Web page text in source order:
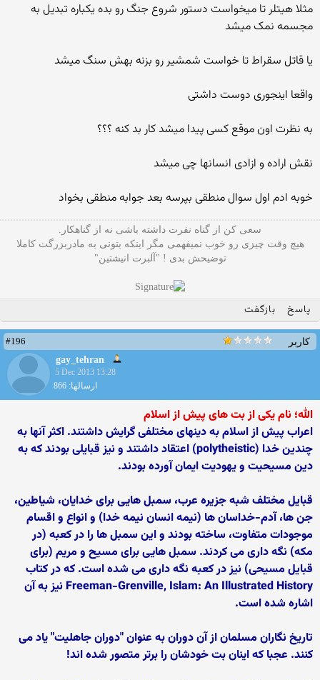
مثلا هیتلر تا میخواست دستور شروع جنگ رو بده یکباره تبدیل به
مجسمه نمک میشد
یا قاتل سقراط تا خواست شمشیر رو بزنه بهش سنگ میشد
واقعا اینجوری دوست داشتی
به نظرت اون موقع کسی پیدا میشد کار بد کنه ؟؟؟
نقش اراده و ازادی انسانها چی میشد
خوبه ادم اول سوال منطقی بپرسه بعد جوابه منطقی بخواد
سعی کن از گناه نفرت داشته باشی نه از گناهکار.
هیچ وقت چیزی رو خوب نمیفهمی مگر اینکه بتونی به مادربزرگت کاملا
توضیحش بدی ! "آلبرت انیشتین"
پاسخ بازگفت
کاربر
#196
gay_tehran
5 Dec 2013 13:28
ارسالها: 866
الله؛ نام یکی از بت های پیش از اسلام
اعراب پیش از اسلام به دینهای مختلفی گرایش داشتند. اکثر آنها به
چندین خدا (polytheistic) اعتقاد داشتند و نیز قبایلی بودند که به
دین مسیحیت و یهودیت ایمان آورده بودند.
قبایل مختلف شبه جزیره عرب، سمبل هایی برای خدایان، شیاطین،
جن ها، آدم-خداسان ها (نیمه انسان نیمه خدا) و انواع و اقسام
موجودات متفاوت، ساخته بودند و این سمبل ها را در کعبه (در
مکه) نگه داری می کردند. سمبل هایی برای مسیح و مریم (برای
قبایل مسیحی) نیز در کعبه نگه داری می شده است. که در کتاب
Freeman-Grenville, Islam: An Illustrated History نیز به آن
اشاره شده است.
تاریخ نگاران مسلمان از آن دوران به عنوان "دوران جاهلیت" یاد می
کنند. عجبا که اینان بت خودشان را برتر متصور شده اند!